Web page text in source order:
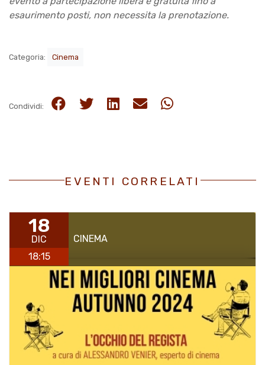
esaurimento posti, non necessita la prenotazione.
Categoria: Cinema
Condividi:
EVENTI CORRELATI
18
DIC
18:15
CINEMA